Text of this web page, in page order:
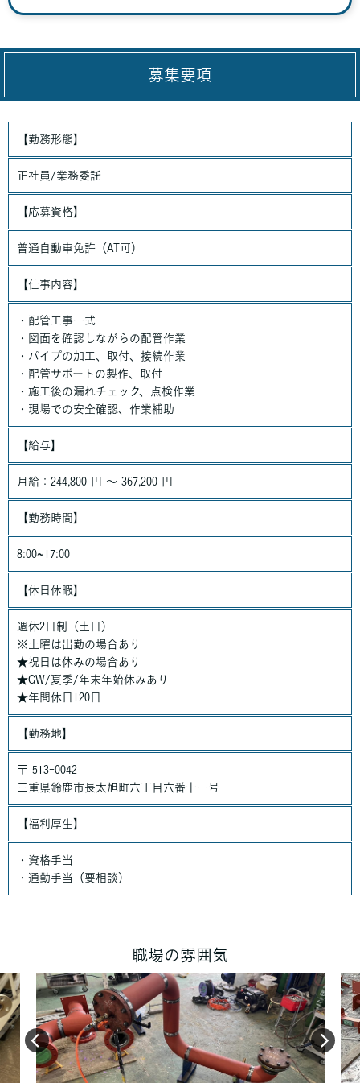
募集要項
【勤務形態】
正社員/業務委託
【応募資格】
普通自動車免許（AT可）
【仕事内容】
・配管工事一式
・図面を確認しながらの配管作業
・パイプの加工、取付、接続作業
・配管サポートの製作、取付
・施工後の漏れチェック、点検作業
・現場での安全確認、作業補助
【給与】
月給：244,800 円 〜 367,200 円
【勤務時間】
8:00~17:00
【休日休暇】
週休2日制（土日）
※土曜は出勤の場合あり
★祝日は休みの場合あり
★GW/夏季/年末年始休みあり
★年間休日120日
【勤務地】
〒 513-0042
三重県鈴鹿市長太旭町六丁目六番十一号
【福利厚生】
・資格手当
・通勤手当（要相談）
職場の雰囲気